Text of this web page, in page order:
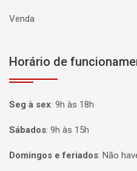
Venda
Horário de
Seg à sex: 9h às 18h
Sábados: 9h às 15h
Domingos e feriados: Não